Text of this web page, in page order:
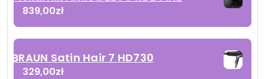
839,00zł
BRAUN Satin Hair 7 HD730
329,00zł